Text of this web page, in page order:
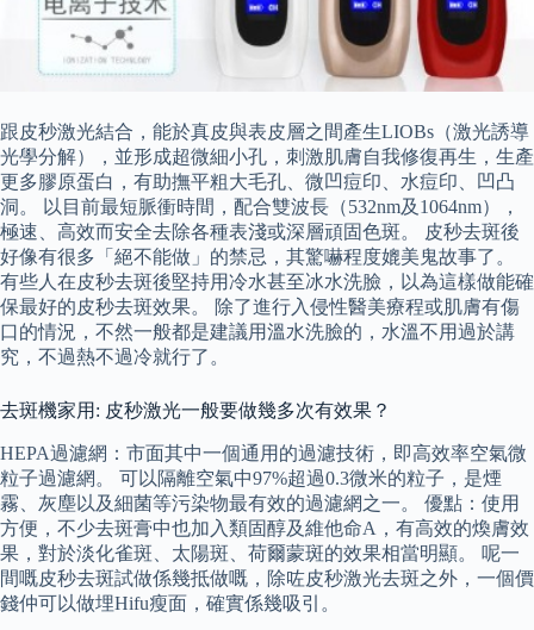
跟皮秒激光結合，能於真皮與表皮層之間產生LIOBs（激光誘導
光學分解），並形成超微細小孔，刺激肌膚自我修復再生，生產
更多膠原蛋白，有助撫平粗大毛孔、微凹痘印、水痘印、凹凸
洞。 以目前最短脈衝時間，配合雙波長（532nm及1064nm），
極速、高效而安全去除各種表淺或深層頑固色斑。 皮秒去斑後
好像有很多「絕不能做」的禁忌，其驚嚇程度媲美鬼故事了。
有些人在皮秒去斑後堅持用冷水甚至冰水洗臉，以為這樣做能確
保最好的皮秒去斑效果。 除了進行入侵性醫美療程或肌膚有傷
口的情況，不然一般都是建議用溫水洗臉的，水溫不用過於講
究，不過熱不過冷就行了。
去斑機家用: 皮秒激光一般要做幾多次有效果？
HEPA過濾網：市面其中一個通用的過濾技術，即高效率空氣微
粒子過濾網。 可以隔離空氣中97%超過0.3微米的粒子，是煙
霧、灰塵以及細菌等污染物最有效的過濾網之一。 優點：使用
方便，不少去斑膏中也加入類固醇及維他命A，有高效的煥膚效
果，對於淡化雀斑、太陽斑、荷爾蒙斑的效果相當明顯。 呢一
間嘅皮秒去斑試做係幾抵做嘅，除咗皮秒激光去斑之外，一個價
錢仲可以做埋Hifu瘦面，確實係幾吸引。